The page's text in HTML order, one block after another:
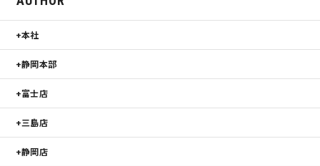
本社
静岡本部
富士店
三島店
静岡店